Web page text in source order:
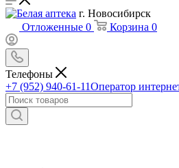
г. Новосибирск
Отложенные 0 Корзина 0
Телефоны
+7 (952) 940-61-11Оператор